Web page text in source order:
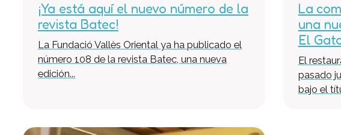
¡Ya está aquí el nuevo número de la
revista Batec!
La Fundació Vallès Oriental ya ha publicado el
número 108 de la revista Batec, una nueva
edición...
La
una
El
El
pasado
bajo el